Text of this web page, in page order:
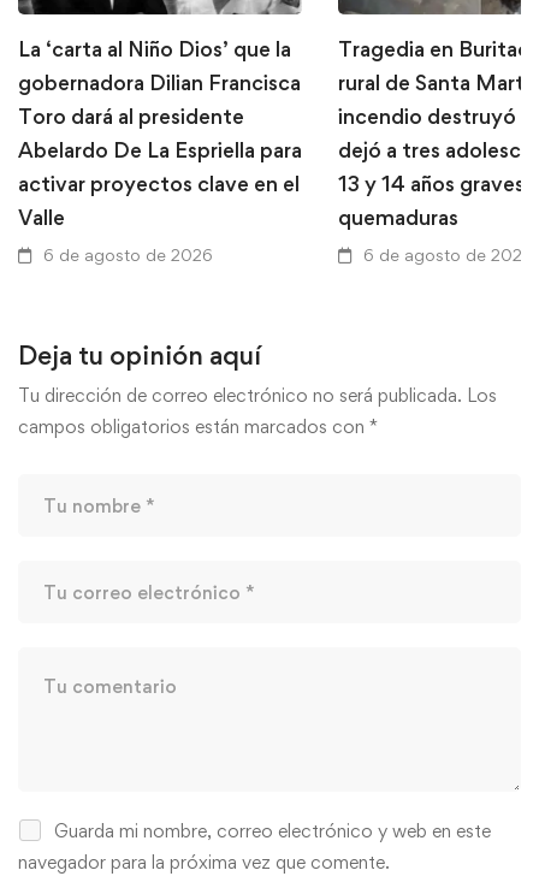
La ‘carta al Niño Dios’ que la
gobernadora Dilian Francisca
Toro dará al presidente
Abelardo De La Espriella para
activar proyectos clave en el
Valle
6 de agosto de 2026
Tragedia en
rural de Santa
incendio destruyó
dejó a tres
13 y 14 años graves
quemaduras
6 de agosto de 2026
Deja tu opinión aquí
Tu dirección de correo electrónico no será publicada. Los
campos obligatorios están marcados con *
Guarda mi nombre, correo electrónico y web en este
navegador para la próxima vez que comente.